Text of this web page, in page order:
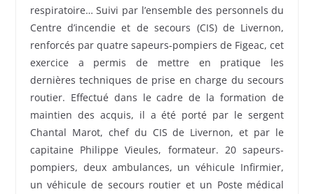
respiratoire… Suivi par l’ensemble des personnels du
Centre d’incendie et de secours (CIS) de Livernon,
renforcés par quatre sapeurs-pompiers de Figeac, cet
exercice a permis de mettre en pratique les
dernières techniques de prise en charge du secours
routier. Effectué dans le cadre de la formation de
maintien des acquis, il a été porté par le sergent
Chantal Marot, chef du CIS de Livernon, et par le
capitaine Philippe Vieules, formateur. 20 sapeurs-
pompiers, deux ambulances, un véhicule Infirmier,
un véhicule de secours routier et un Poste médical